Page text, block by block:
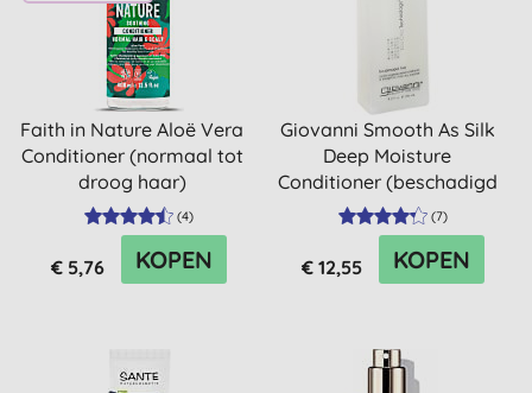
Faith in Nature Aloë Vera
Conditioner (normaal tot
droog haar)
(4)
€ 5,76 KOPEN
Giovanni Smooth As Silk
Deep Moisture
Conditioner (beschadigd
haar)
(7)
€ 12,55 KOPEN